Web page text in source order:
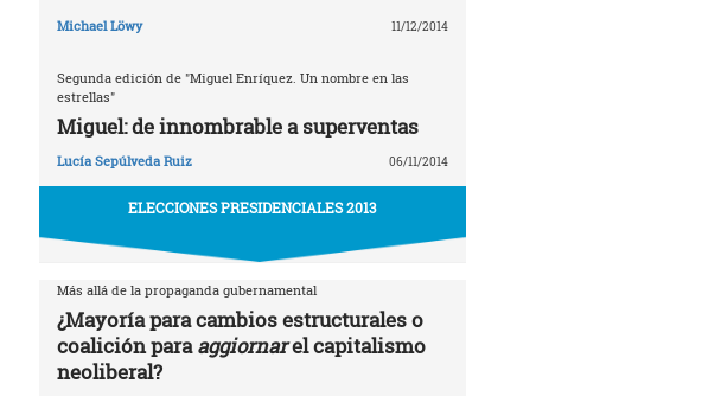
Michael Löwy 11/12/2014
Segunda edición de "Miguel Enríquez. Un nombre en las
estrellas"
Miguel: de innombrable a superventas
Lucía Sepúlveda Ruiz 06/11/2014
ELECCIONES PRESIDENCIALES 2013
Más allá de la propaganda gubernamental
¿Mayoría para cambios estructurales o
coalición paraaggiornarel capitalismo
neoliberal?